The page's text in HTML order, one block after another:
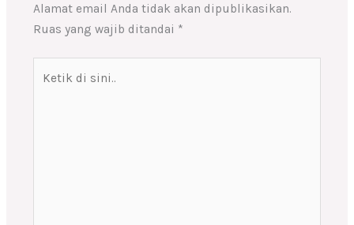
Alamat email Anda tidak akan dipublikasikan.
Ruas yang wajib ditandai *